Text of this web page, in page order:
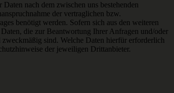
nach dem zwischen uns bestehenden
der vertraglichen bzw.
benötigt werden. Sofern sich aus den weiteren
die zur Beantwortung Ihrer Anfragen und/oder
sind. Welche Daten hierfür erforderlich
der jeweiligen Drittanbieter.